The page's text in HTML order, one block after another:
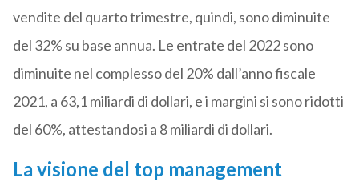
vendite del quarto trimestre, quindi, sono diminuite
del 32% su base annua. Le entrate del 2022 sono
diminuite nel complesso del 20% dall’anno fiscale
2021, a 63,1 miliardi di dollari, e i margini si sono ridotti
del 60%, attestandosi a 8 miliardi di dollari.
La visione del top management